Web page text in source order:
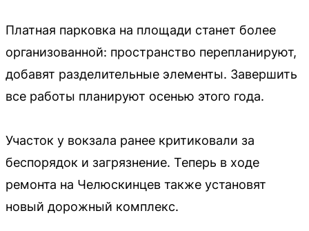
Платная парковка на площади станет более
организованной: пространство перепланируют,
добавят разделительные элементы. Завершить
все работы планируют осенью этого года.
Участок у вокзала ранее критиковали за
беспорядок и загрязнение. Теперь в ходе
ремонта на Челюскинцев также установят
новый дорожный комплекс.